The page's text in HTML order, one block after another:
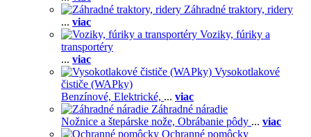
Záhradné traktory, ridery
... viac
Voziky, fúriky a
transportéry
... viac
Vysokotlakové
čističe (WAPky)
Benzínové, Elektrické, ... viac
Záhradné náradie
Nožnice a štepárske nože, Obrábanie pôdy ... viac
Ochranné pomôcky